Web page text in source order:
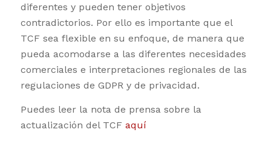
diferentes y pueden tener objetivos
contradictorios. Por ello es importante que el
TCF sea flexible en su enfoque, de manera que
pueda acomodarse a las diferentes necesidades
comerciales e interpretaciones regionales de las
regulaciones de GDPR y de privacidad.
Puedes leer la nota de prensa sobre la
actualización del TCF aquí